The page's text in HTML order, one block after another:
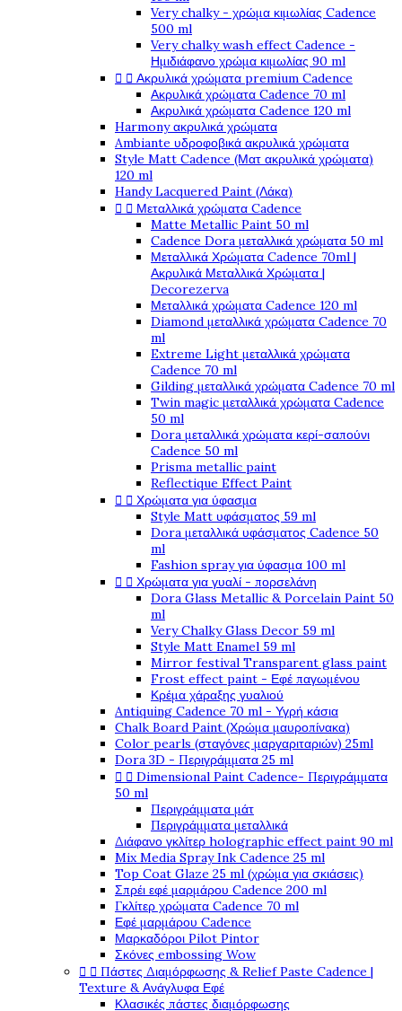
Very chalky - χρώμα κιμωλίας Cadence
500 ml
Very chalky wash effect Cadence -
Ημιδιάφανο χρώμα κιμωλίας 90 ml
  Ακρυλικά χρώματα premium Cadence
Ακρυλικά χρώματα Cadence 70 ml
Ακρυλικά χρώματα Cadence 120 ml
Harmony ακρυλικά χρώματα
Ambiante υδροφοβικά ακρυλικά χρώματα
Style Matt Cadence (Ματ ακρυλικά χρώματα)
120 ml
Handy Lacquered Paint (Λάκα)
  Μεταλλικά χρώματα Cadence
Matte Metallic Paint 50 ml
Cadence Dora μεταλλικά χρώματα 50 ml
Μεταλλικά Χρώματα Cadence 70ml |
Ακρυλικά Μεταλλικά Χρώματα |
Decorezerva
Μεταλλικά χρώματα Cadence 120 ml
Diamond μεταλλικά χρώματα Cadence 70
ml
Extreme Light μεταλλικά χρώματα
Cadence 70 ml
Gilding μεταλλικά χρώματα Cadence 70 ml
Twin magic μεταλλικά χρώματα Cadence
50 ml
Dora μεταλλικά χρώματα κερί-σαπούνι
Cadence 50 ml
Prisma metallic paint
Reflectique Effect Paint
  Χρώματα για ύφασμα
Style Matt υφάσματος 59 ml
Dora μεταλλικά υφάσματος Cadence 50
ml
Fashion spray για ύφασμα 100 ml
  Χρώματα για γυαλί - πορσελάνη
Dora Glass Metallic & Porcelain Paint 50
ml
Very Chalky Glass Decor 59 ml
Style Matt Enamel 59 ml
Mirror festival Transparent glass paint
Frost effect paint - Εφέ παγωμένου
Κρέμα χάραξης γυαλιού
Antiquing Cadence 70 ml - Υγρή κάσια
Chalk Board Paint (Χρώμα μαυροπίνακα)
Color pearls (σταγόνες μαργαριταριών) 25ml
Dora 3D - Περιγράμματα 25 ml
  Dimensional Paint Cadence- Περιγράμματα
50 ml
Περιγράμματα μάτ
Περιγράμματα μεταλλικά
Διάφανο γκλίτερ holographic effect paint 90 ml
Mix Media Spray Ink Cadence 25 ml
Top Coat Glaze 25 ml (χρώμα για σκιάσεις)
Σπρέι εφέ μαρμάρου Cadence 200 ml
Γκλίτερ χρώματα Cadence 70 ml
Εφέ μαρμάρου Cadence
Μαρκαδόροι Pilot Pintor
Σκόνες embossing Wow
  Πάστες Διαμόρφωσης & Relief Paste Cadence |
Texture & Ανάγλυφα Εφέ
Κλασικές πάστες διαμόρφωσης